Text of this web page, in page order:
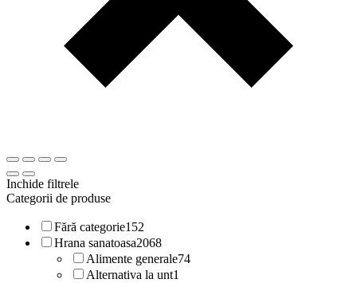
Inchide filtrele
Categorii de produse
Fără categorie152
Hrana sanatoasa2068
Alimente generale74
Alternativa la unt1